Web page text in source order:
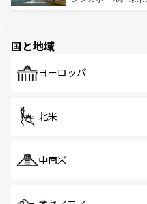
で、ホーカーズは地
国と地域
ヨーロッパ
北米
中南米